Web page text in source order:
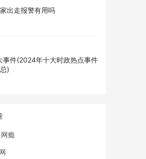
出走报警有用吗
事件(2024年十大时政热点事件
)
瘾